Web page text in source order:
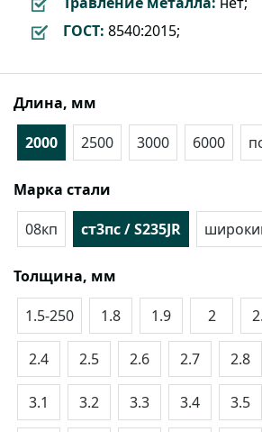
ГОСТ: 8540:2015;
Длина, мм
2000
2500 3000 6000
Марка стали
08кп
ст3пс / S235JR
Толщина, мм
1.5-250
1.8 1.9 2
2.4 2.5 2.6 2.7 2.8
3.1 3.2 3.3 3.4 3.5